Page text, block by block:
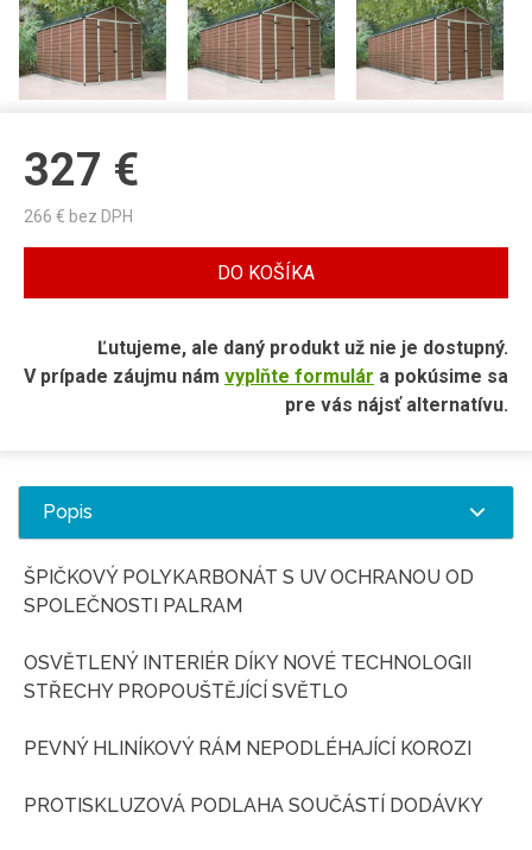
327 €
266 € bez DPH
DO KOŠÍKA
Ľutujeme, ale daný produkt už nie je dostupný.
V prípade záujmu nám vyplňte formulár a pokúsime sa
pre vás nájsť alternatívu.
Popis
ŠPIČKOVÝ POLYKARBONÁT S UV OCHRANOU OD
SPOLEČNOSTI PALRAM
OSVĚTLENÝ INTERIÉR DÍKY NOVÉ TECHNOLOGII
STŘECHY PROPOUŠTĚJÍCÍ SVĚTLO
PEVNÝ HLINÍKOVÝ RÁM NEPODLÉHAJÍCÍ KOROZI
PROTISKLUZOVÁ PODLAHA SOUČÁSTÍ DODÁVKY